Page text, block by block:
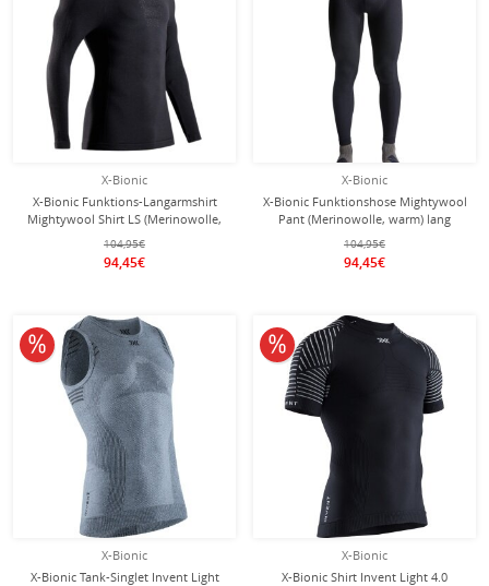
X-Bionic
X-Bionic Funktions-Langarmshirt
Mightywool Shirt LS (Merinowolle,
warm) schwarz Herren
104,95€
94,45€
X-Bionic
X-Bionic Funktionshose Mightywool
Pant (Merinowolle, warm) lang
schwarz Herren
104,95€
94,45€
X-Bionic
X-Bionic Tank-Singlet Invent Light
10% reduziert
X-Bionic
X-Bionic Shirt Invent Light 4.0
10% reduziert